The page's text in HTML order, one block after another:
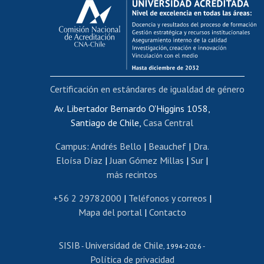
Postulación al AUCAI
Funcionarias/os
Cursos internos de capacitación
Bienestar del personal
Portal de movilidad interna
Certificado de renta
Certificado de renta honorarios
Editar páginas blancas
Extranjeras/os
Revalidación y reconocimiento de títulos
Postulación al Programa de Movilidad Estudiantil
Cursos de español
Av. Libertador Bernardo O'Higgins 1058,
Santiago de Chile, Casa Central
Campus: Andrés Bello | Beauchef| Dra.
Eloísa Díaz | Juan Gómez Millas | Sur |
más recintos
+56 2 29782000 | Teléfonos y correos |
Mapa del portal| Contacto
SISIB - Universidad de Chile , 1994-2026 -
Política de privacidad
Certificación en estándares de igualdad de género